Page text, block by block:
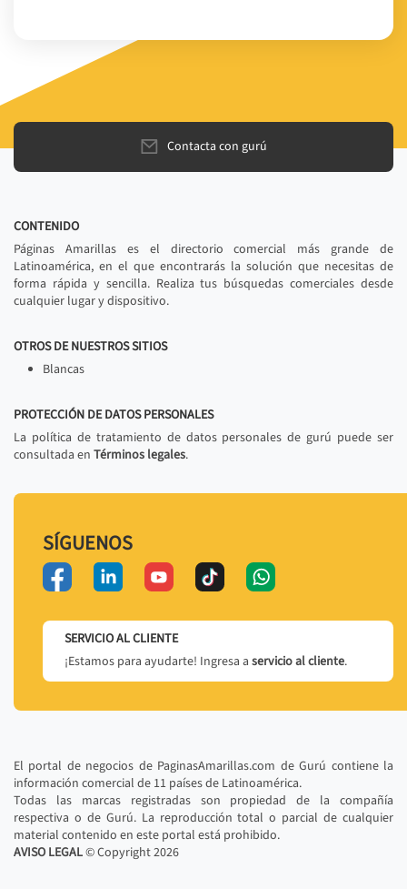
Contacta con gurú
CONTENIDO
Páginas Amarillas es el directorio comercial más grande de
Latinoamérica, en el que encontrarás la solución que necesitas de
forma rápida y sencilla. Realiza tus búsquedas comerciales desde
cualquier lugar y dispositivo.
OTROS DE NUESTROS SITIOS
Blancas
PROTECCIÓN DE DATOS PERSONALES
La política de tratamiento de datos personales de gurú puede ser
consultada en Términos legales.
SÍGUENOS
SERVICIO AL CLIENTE
¡Estamos para ayudarte! Ingresa a servicio al cliente.
El portal de negocios de PaginasAmarillas.com de Gurú contiene la
información comercial de 11 países de Latinoamérica.
Todas las marcas registradas son propiedad de la compañía
respectiva o de Gurú. La reproducción total o parcial de cualquier
material contenido en este portal está prohibido.
AVISO LEGAL© Copyright2026